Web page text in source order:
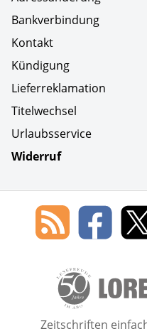
Bankverbindung
Kontakt
Kündigung
Lieferreklamation
Titelwechsel
Urlaubsservice
Widerruf
Social Media
Blog
des
Leserservice
Lorenz
Zeitschriften